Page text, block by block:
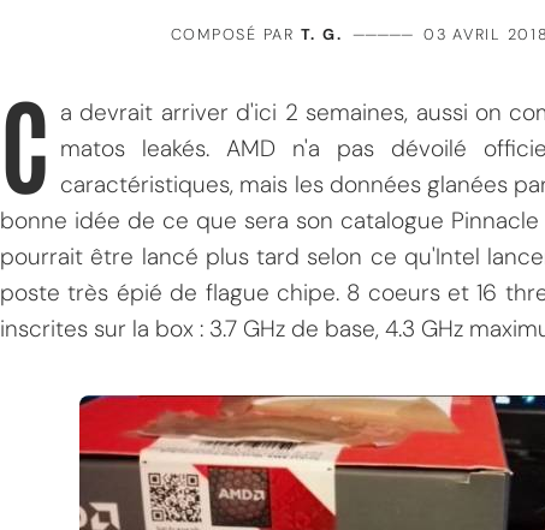
COMPOSÉ PAR T. G. ————— 03 AVRIL
C a devrait arriver d'ici 2 semaines, aussi on
matos leakés. AMD n'a pas dévoilé
caractéristiques, mais les données glanées
bonne idée de ce que sera son catalogue
pourrait être lancé plus tard selon ce qu'Intel
poste très épié de flague chipe. 8 coeurs et 16
inscrites sur la box : 3.7 GHz de base, 4.3 GHz